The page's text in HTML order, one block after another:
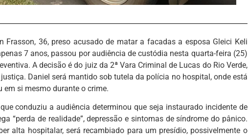
Frasson, 36, preso acusado de matar a facadas a esposa Gleici Keli
7 anos, passou por audiência de custódia nesta quarta-feira (25)
A decisão é do juiz da 2ª Vara Criminal de Lucas do Rio Verde,
Daniel será mantido sob tutela da polícia no hospital, onde está
em si mesmo durante o crime.
conduziu a audiência determinou que seja instaurado incidente de
“perda de realidade”, depressão e sintomas de síndrome do pânico.
alta hospitalar, será recambiado para um presídio, possivelmente o